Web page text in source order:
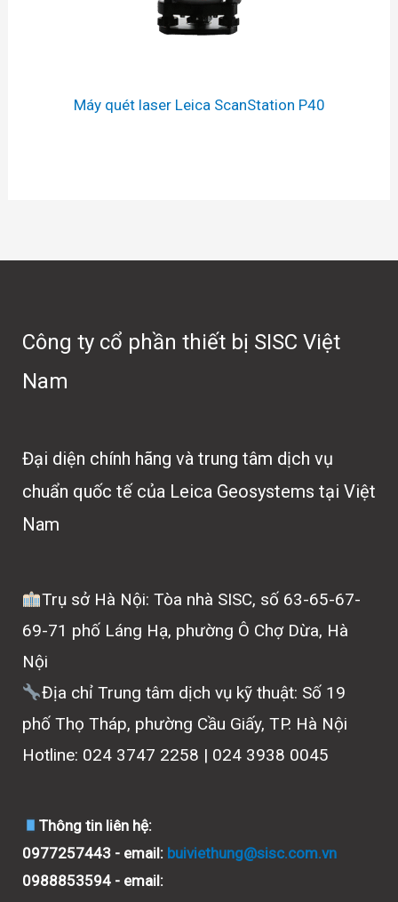
Máy quét laser Leica ScanStation P40
Công ty cổ phần thiết bị SISC Việt
Nam
Đại diện chính hãng và trung tâm dịch vụ
chuẩn quốc tế của Leica Geosystems tại Việt
Nam
Trụ sở Hà Nội: Tòa nhà SISC, số 63-65-67-
69-71 phố Láng Hạ, phường Ô Chợ Dừa, Hà
Nội
Địa chỉ Trung tâm dịch vụ kỹ thuật: Số 19
phố Thọ Tháp, phường Cầu Giấy, TP. Hà Nội
Hotline: 024 3747 2258 | 024 3938 0045
Thông tin liên hệ:
0977257443 - email: buiviethung@sisc.com.vn
0988853594 - email: